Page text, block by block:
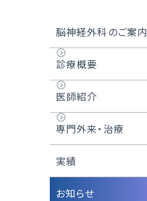
About
脳神経外科のご案内
診療概要
医師紹介
専門外来・治療
脳梗塞
脳出血
実績
お知らせ